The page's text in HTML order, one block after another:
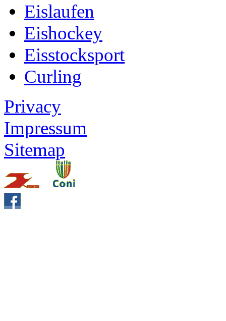
Eislaufen
Eishockey
Eisstocksport
Curling
Privacy
Impressum
Sitemap